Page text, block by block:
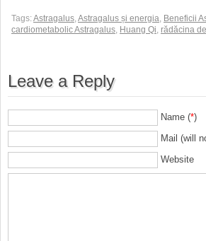
Tags:Astragalus,Astragalus și energia, Beneficii
cardiometabolic Astragalus, Huang Qi, rădăcina
Leave a Reply
Name (*)
Mail (will
Website